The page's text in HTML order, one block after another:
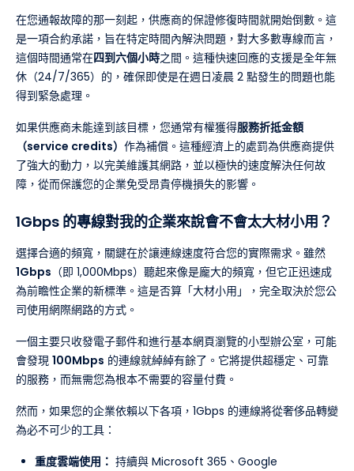
在您通報故障的那一刻起，供應商的保證修復時間就開始倒數。這
是一項合約承諾，旨在特定時間內解決問題，對大多數專線而言，
這個時間通常在四到六個小時之間。這種快速回應的支援是全年無
休（24/7/365）的，確保即使是在週日凌晨 2 點發生的問題也能
得到緊急處理。
如果供應商未能達到該目標，您通常有權獲得服務折抵金額
（service credits） 作為補償。這種經濟上的處罰為供應商提供
了強大的動力，以完美維護其網路，並以極快的速度解決任何故
障，從而保護您的企業免受昂貴停機損失的影響。
1Gbps 的專線對我的企業來說會不會太大材小用？
選擇合適的頻寬，關鍵在於讓連線速度符合您的實際需求。雖然
1Gbps （即 1,000Mbps）聽起來像是龐大的頻寬，但它正迅速成
為前瞻性企業的新標準。這是否算「大材小用」，完全取決於您公
司使用網際網路的方式。
一個主要只收發電子郵件和進行基本網頁瀏覽的小型辦公室，可能
會發現 100Mbps 的連線就綽綽有餘了。它將提供超穩定、可靠
的服務，而無需您為根本不需要的容量付費。
然而，如果您的企業依賴以下各項，1Gbps 的連線將從奢侈品轉變
為必不可少的工具：
重度雲端使用： 持續與 Microsoft 365、Google